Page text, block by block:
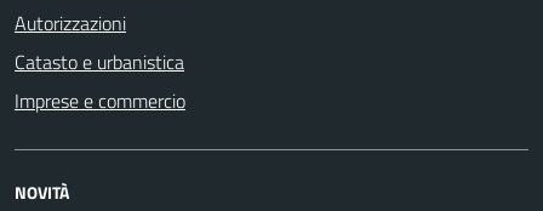
Autorizzazioni
Catasto e urbanistica
Imprese e commercio
NOVITÀ